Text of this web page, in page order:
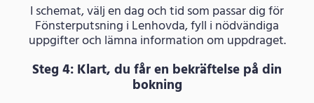
I schemat, välj en dag och tid som passar dig för
Fönsterputsning i Lenhovda, fyll i nödvändiga
uppgifter och lämna information om uppdraget.
Steg 4: Klart, du får en bekräftelse på din
bokning